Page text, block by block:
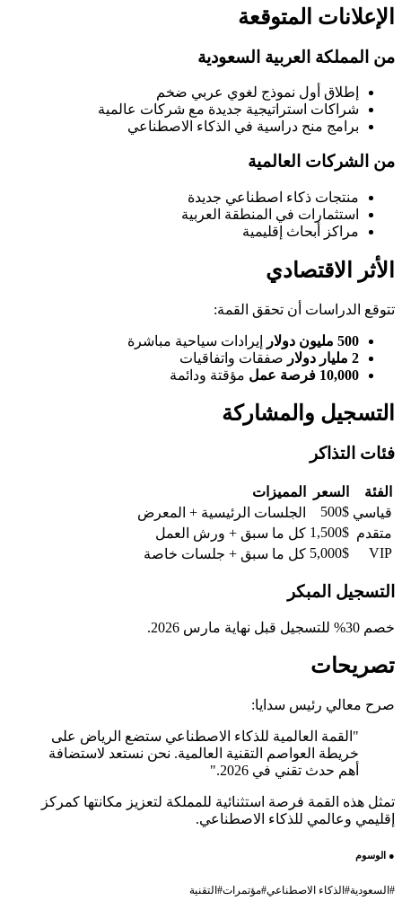
الإعلانات المتوقعة
من المملكة العربية السعودية
إطلاق أول نموذج لغوي عربي ضخم
شراكات استراتيجية جديدة مع شركات عالمية
برامج منح دراسية في الذكاء الاصطناعي
من الشركات العالمية
منتجات ذكاء اصطناعي جديدة
استثمارات في المنطقة العربية
مراكز أبحاث إقليمية
الأثر الاقتصادي
تتوقع الدراسات أن تحقق القمة:
500 مليون دولار
إيرادات سياحية مباشرة
صفقات واتفاقيات
10,000 فرصة عمل
مؤقتة ودائمة
التسجيل والمشاركة
فئات التذاكر
الفئة السعر
المميزات
قياسي 500$
الجلسات الرئيسية + المعرض
متقدم
1,500$ كل ما سبق + ورش العمل
VIP
5,000$ كل ما سبق + جلسات خاصة
التسجيل المبكر
خصم 30% للتسجيل قبل نهاية مارس 2026.
تصريحات
صرح معالي رئيس سدايا:
"القمة العالمية للذكاء الاصطناعي ستضع الرياض على
خريطة العواصم التقنية العالمية. نحن نستعد لاستضافة
أهم حدث تقني في 2026."
تمثل هذه القمة فرصة استثنائية للمملكة لتعزيز مكانتها كمركز
إقليمي وعالمي للذكاء الاصطناعي.
●الوسوم
السعودية#الذكاء الاصطناعي# مؤتمرات#التقنية